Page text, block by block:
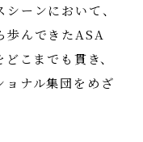
ーンにおいて、
歩んできたASA
こまでも貫き、
ョナル集団をめざ